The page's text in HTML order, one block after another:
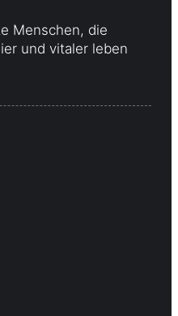
Menschen, die
und vitaler leben